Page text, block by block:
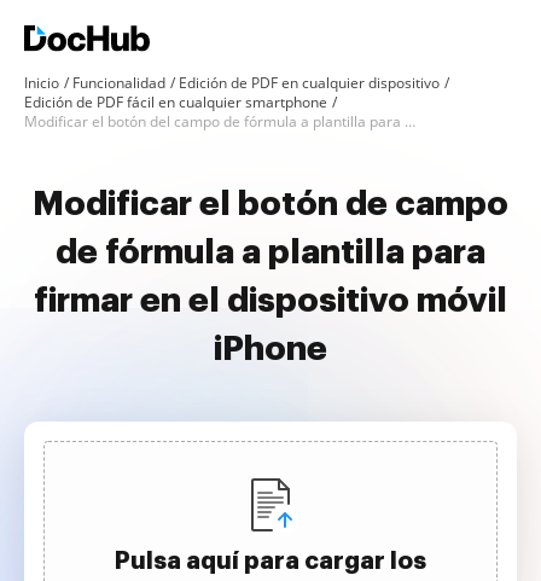
Inicio Funcionalidad
Edición de PDF en cualquier dispositivo
Edición de PDF fácil en cualquier smartphone
Modificar el botón del campo de fórmula a plantilla para iniciar sesión en iPhone
Modificar el botón de campo
de fórmula a plantilla para
firmar en el dispositivo móvil
iPhone
Pulsa aquí para cargar los